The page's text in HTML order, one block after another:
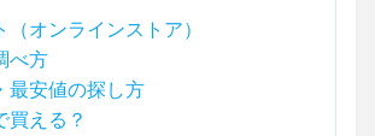
オンラインストア）
べ方
最安値の探し方
買える？